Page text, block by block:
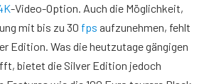
-Video-Option. Auch die Möglichkeit,
mit bis zu 30 fps aufzunehmen, fehlt
Edition. Was die heutzutage gängigen
bietet die Silver Edition jedoch